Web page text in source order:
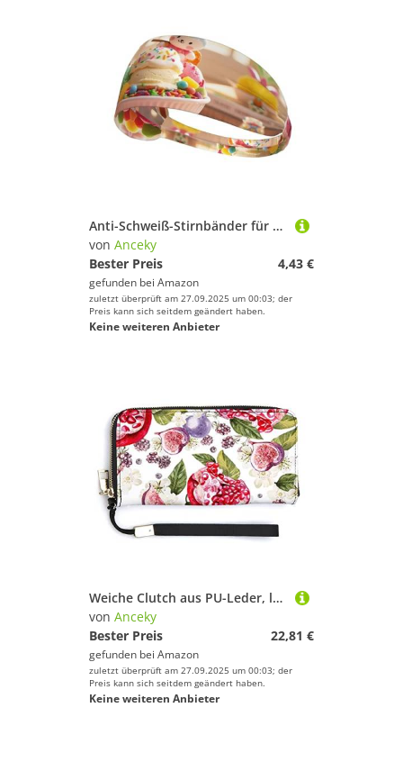
Anti-Schweiß-Stirnbänder für Männer und Frauen mit süßem Eiscreme-Aufdruck für Training, Basketball, Laufen, Fitness, Anti-Rutsch-Stirnbänder
von Anceky
Bester Preis
4,43 €
gefunden bei Amazon
zuletzt überprüft am 27.09.2025 um 00:03; der
Preis kann sich seitdem geändert haben.
Keine weiteren Anbieter
Weiche Clutch aus PU-Leder, langes, zweifach gefaltetes Portemonnaie, Münzbörse, Kreditkartenetui, langlebiger Unisex-Kartenhalter, schmale Brieftasche, Geldaufbewahrung
von Anceky
Bester Preis
22,81 €
gefunden bei Amazon
zuletzt überprüft am 27.09.2025 um 00:03; der
Preis kann sich seitdem geändert haben.
Keine weiteren Anbieter